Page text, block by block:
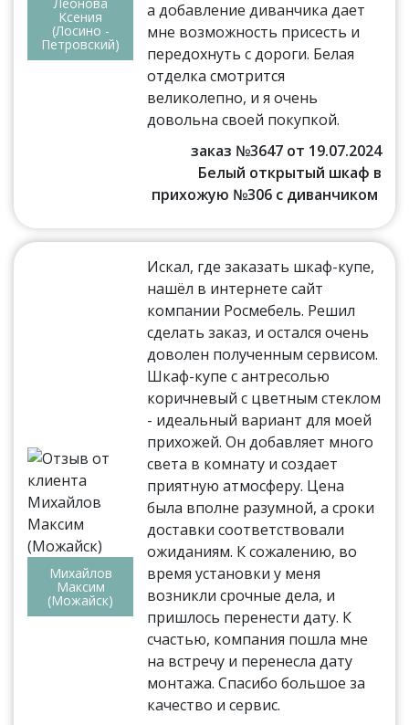
Ксения
(Лосино -
Петровский)
а добавление диванчика дает
мне возможность присесть и
передохнуть с дороги. Белая
отделка смотрится
великолепно, и я очень
довольна своей покупкой.
заказ №3647 от 19.07.2024
Белый открытый шкаф в
прихожую №306 с диванчиком
Михайлов
Максим
(Можайск)
Искал, где заказать шкаф-купе,
нашёл в интернете сайт
компании Росмебель. Решил
сделать заказ, и остался очень
доволен полученным сервисом.
Шкаф-купе с антресолью
коричневый с цветным стеклом
- идеальный вариант для моей
прихожей. Он добавляет много
света в комнату и создает
приятную атмосферу. Цена
была вполне разумной, а сроки
доставки соответствовали
ожиданиям. К сожалению, во
время установки у меня
возникли срочные дела, и
пришлось перенести дату. К
счастью, компания пошла мне
на встречу и перенесла дату
монтажа. Спасибо большое за
качество и сервис.